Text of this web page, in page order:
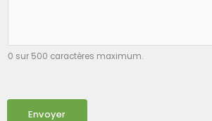
0 sur 500 caractères maximum.
Envoyer